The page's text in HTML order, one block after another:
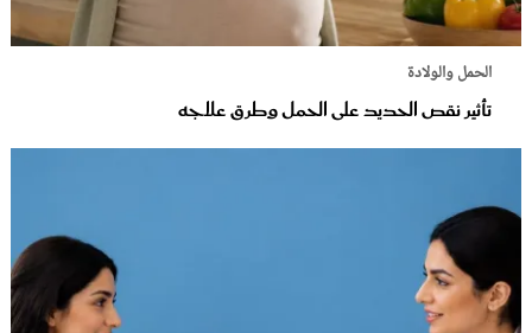
الحمل والولادة
تأثير نقص الحديد على الحمل وطرق علاجه